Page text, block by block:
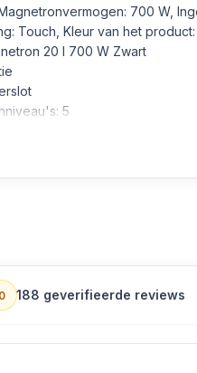
700 W,
Touch, Kleur van het
20 l 700 W Zwart
5
188 geverifieerde reviews